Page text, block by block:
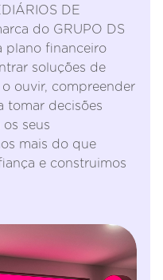
DE
do GRUPO DS
plano financeiro
soluções de
ouvir, compreender
tomar decisões
seus
mais do que
e construimos